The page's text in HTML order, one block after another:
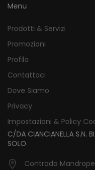
Menu
Prodotti & Servizi
Promozioni
Profilo
Contattaci
Dove Siamo
Privacy
Impostazioni & Policy
C/DA CIANCIANELLA S.N.
SOLO
Contrada